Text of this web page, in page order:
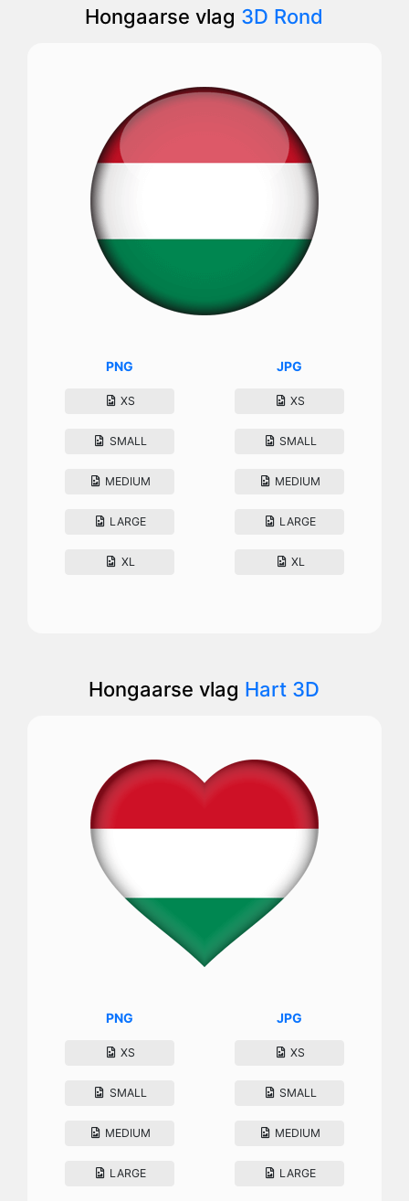
Hongaarse vlag 3D Rond
PNG
XS
SMALL
MEDIUM
LARGE
XL
JPG
XS
SMALL
MEDIUM
LARGE
XL
Hongaarse vlag Hart 3D
PNG
XS
SMALL
MEDIUM
LARGE
JPG
XS
SMALL
MEDIUM
LARGE